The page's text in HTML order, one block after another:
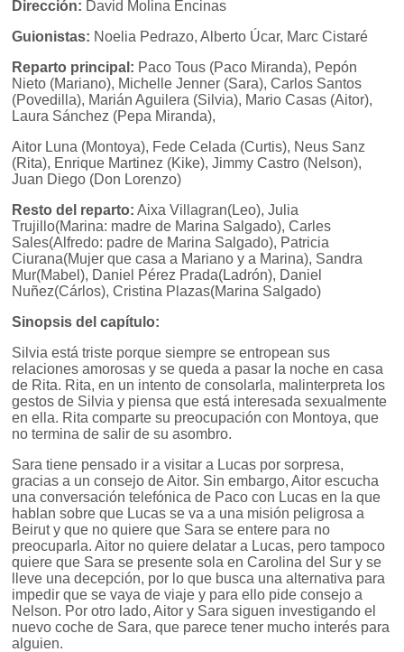
Dirección: David Molina Encinas
Guionistas: Noelia Pedrazo, Alberto Úcar, Marc Cistaré
Reparto principal: Paco Tous (Paco Miranda), Pepón
Nieto (Mariano), Michelle Jenner (Sara), Carlos Santos
(Povedilla), Marián Aguilera (Silvia), Mario Casas (Aitor),
Laura Sánchez (Pepa Miranda),
Aitor Luna (Montoya), Fede Celada (Curtis), Neus Sanz
(Rita), Enrique Martinez (Kike), Jimmy Castro (Nelson),
Juan Diego (Don Lorenzo)
Resto del reparto: Aixa Villagran(Leo), Julia
Trujillo(Marina: madre de Marina Salgado), Carles
Sales(Alfredo: padre de Marina Salgado), Patricia
Ciurana(Mujer que casa a Mariano y a Marina), Sandra
Mur(Mabel), Daniel Pérez Prada(Ladrón), Daniel
Nuñez(Cárlos), Cristina Plazas(Marina Salgado)
Sinopsis del capítulo:
Silvia está triste porque siempre se entropean sus
relaciones amorosas y se queda a pasar la noche en casa
de Rita. Rita, en un intento de consolarla, malinterpreta los
gestos de Silvia y piensa que está interesada sexualmente
en ella. Rita comparte su preocupación con Montoya, que
no termina de salir de su asombro.
Sara tiene pensado ir a visitar a Lucas por sorpresa,
gracias a un consejo de Aitor. Sin embargo, Aitor escucha
una conversación telefónica de Paco con Lucas en la que
hablan sobre que Lucas se va a una misión peligrosa a
Beirut y que no quiere que Sara se entere para no
preocuparla. Aitor no quiere delatar a Lucas, pero tampoco
quiere que Sara se presente sola en Carolina del Sur y se
lleve una decepción, por lo que busca una alternativa para
impedir que se vaya de viaje y para ello pide consejo a
Nelson. Por otro lado, Aitor y Sara siguen investigando el
nuevo coche de Sara, que parece tener mucho interés para
alguien.